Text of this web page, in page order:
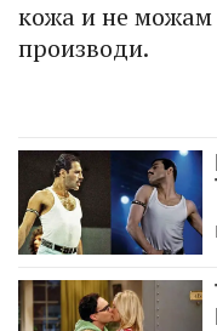
кожа и не можам
производи.